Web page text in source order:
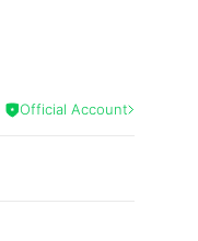
Official Account